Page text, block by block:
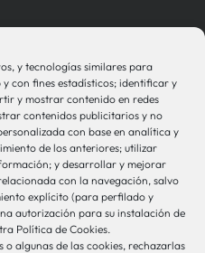
y tecnologías similares para
con fines estadísticos; identificar y
y mostrar contenido en redes
contenidos publicitarios y no
con base en analítica y
de los anteriores; utilizar
y desarrollar y mejorar
con la navegación, salvo
explícito (para perfilado y
autorización para su instalación de
Política de Cookies.
algunas de las cookies, rechazarlas
sistemak.eus